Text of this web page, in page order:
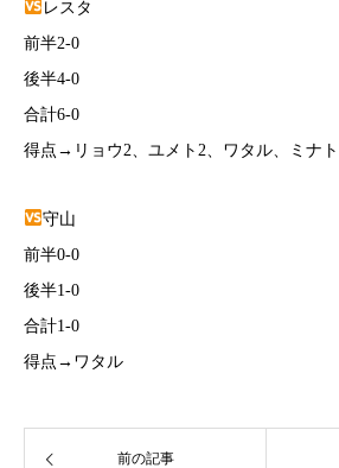
レスタ
前半2-0
後半4-0
合計6-0
得点→リョウ2、ユメト2、ワタル、ミナト
守山
前半0-0
後半1-0
合計1-0
得点→ワタル
前の記事